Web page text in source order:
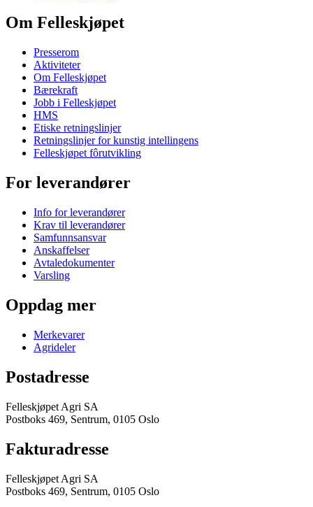
Om Felleskjøpet
Presserom
Aktiviteter
Om Felleskjøpet
Bærekraft
Jobb i Felleskjøpet
HMS
Etiske retningslinjer
Retningslinjer for kunstig intellingens
Felleskjøpet fôrutvikling
For leverandører
Info for leverandører
Krav til leverandører
Samfunnsansvar
Anskaffelser
Avtaledokumenter
Varsling
Oppdag mer
Merkevarer
Agrideler
Postadresse
Felleskjøpet Agri SA
Postboks 469, Sentrum, 0105 Oslo
Fakturadresse
Felleskjøpet Agri SA
Postboks 469, Sentrum, 0105 Oslo